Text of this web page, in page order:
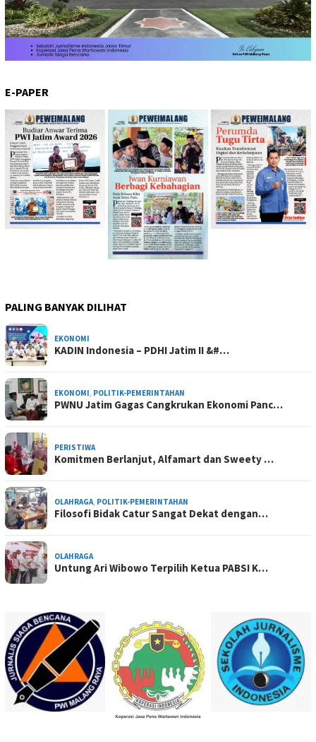
E-PAPER
PALING BANYAK DILIHAT
EKONOMI
KADIN Indonesia – PDHI Jatim II &#…
EKONOMI, POLITIK-PEMERINTAHAN
PWNU Jatim Gagas Cangkrukan Ekonomi Panc…
PERISTIWA
Komitmen Berlanjut, Alfamart dan Sweety …
OLAHRAGA, POLITIK-PEMERINTAHAN
Filosofi Bidak Catur Sangat Dekat dengan…
OLAHRAGA
Untung Ari Wibowo Terpilih Ketua PABSI K…